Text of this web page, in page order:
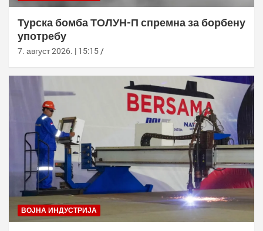
Турска бомба ТОЛУН-П спремна за борбену
употребу
7. август 2026. | 15:15
ВОЈНА ИНДУСТРИЈА